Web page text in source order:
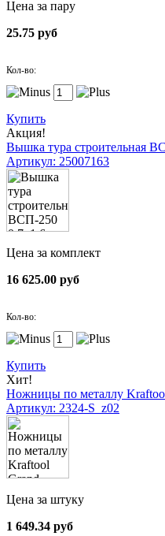
Цена за пару
25.75 руб
Кол-во:
Купить
Акция!
Вышка тура строительная
Артикул: 25007163
Цена за комплект
16 625.00 руб
Кол-во:
Купить
Хит!
Ножницы по металлу
Артикул: 2324-S_z02
Цена за штуку
1 649.34 руб